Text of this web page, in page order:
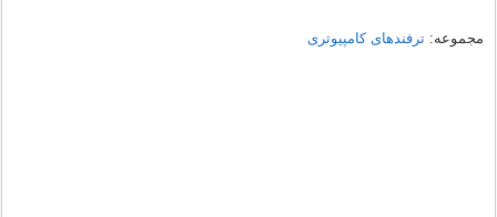
مجموعه:ترفندهای کامپیوتری